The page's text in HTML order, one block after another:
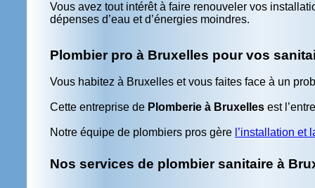
Vous avez tout intérêt à faire renouveler vos
dépenses d’eau et d’énergies moindres.
Plombier pro à Bruxelles pour vos
Vous habitez à Bruxelles et vous faites face à un
Cette entreprise de Plomberie à Bruxelles est
Notre équipe de plombiers pros gère l’installation et
Nos services de plombier sanitaire à